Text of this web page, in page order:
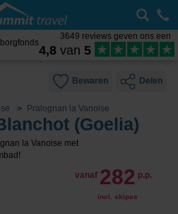
3649 reviews geven ons een
4,8 van 5
Bewaren Delen
Pralognan la Vanoise
(Goelia)
la Vanoise met
vanaf 282 p.p.
incl. skipas